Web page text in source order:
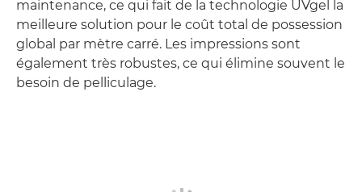
maintenance, ce qui fait de la technologie UVgel la
meilleure solution pour le coût total de possession
global par mètre carré. Les impressions sont
également très robustes, ce qui élimine souvent le
besoin de pelliculage.